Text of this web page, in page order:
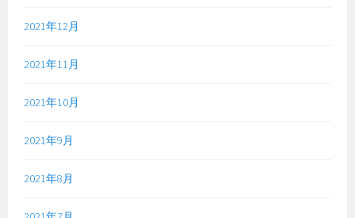
2021年12月
2021年11月
2021年10月
2021年9月
2021年8月